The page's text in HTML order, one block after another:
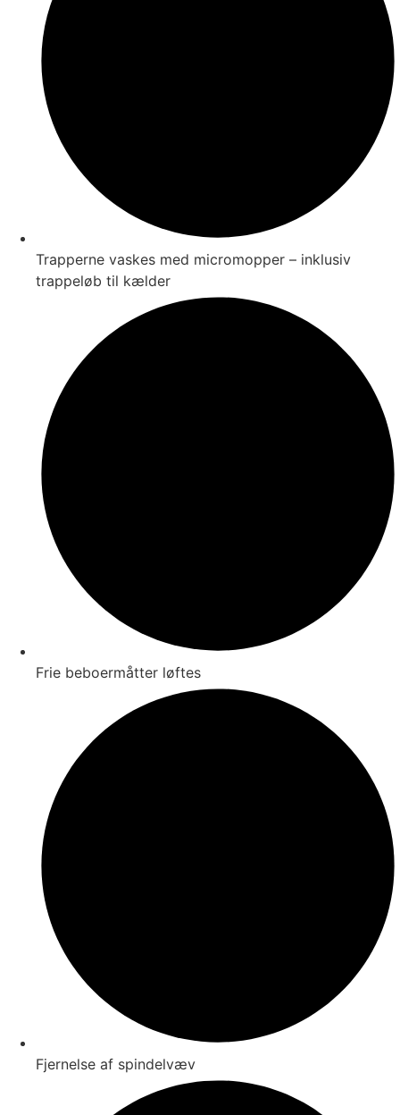
Trapperne vaskes med micromopper – inklusiv
trappeløb til kælder
Frie beboermåtter løftes
Fjernelse af spindelvæv